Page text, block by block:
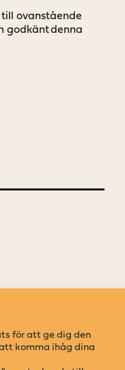
ovanstående
godkänt denna
0488
för att ge dig den
komma ihåg dina